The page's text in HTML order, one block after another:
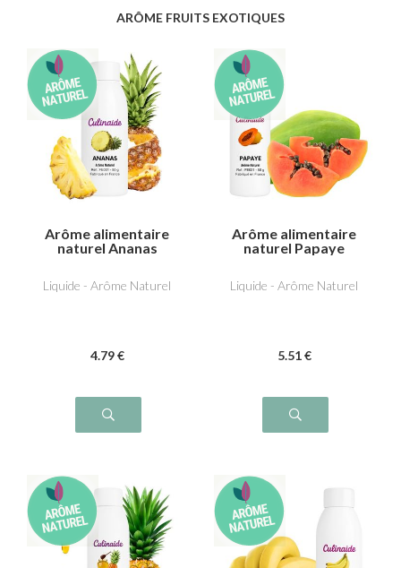
ARÔME FRUITS EXOTIQUES
Arôme alimentaire
naturel Ananas
Liquide - Arôme Naturel
4.79 €
Arôme alimentaire
naturel Papaye
Liquide - Arôme Naturel
5.51 €